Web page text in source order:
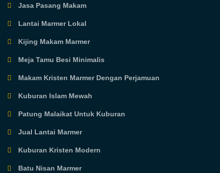
Jasa Pasang Makam
Lantai Marmer Lokal
Kijing Makam Marmer
Meja Tamu Besi Minimalis
Makam Kristen Marmer Dengan Perjamuan
Kuburan Islam Mewah
Patung Malaikat Untuk Kuburan
Jual Lantai Marmer
Kuburan Kristen Modern
Batu Nisan Marmer